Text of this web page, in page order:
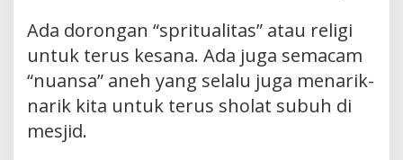
Ada dorongan “spritualitas” atau religi
untuk terus kesana. Ada juga semacam
“nuansa” aneh yang selalu juga menarik-
narik kita untuk terus sholat subuh di
mesjid.